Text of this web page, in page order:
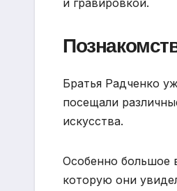
Братья Радченко
посещали
искусства.
Особенно большое
которую они